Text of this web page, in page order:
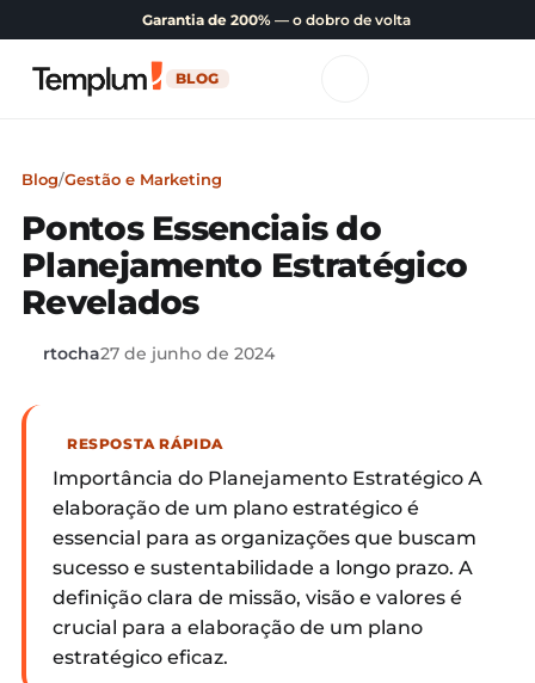
Garantia de 200% — o dobro de volta
BLOG
Blog/Gestão e Marketing
Pontos Essenciais do
Planejamento Estratégico
Revelados
rtocha27 de junho de 2024
RESPOSTA RÁPIDA
Importância do Planejamento Estratégico A
elaboração de um plano estratégico é
essencial para as organizações que buscam
sucesso e sustentabilidade a longo prazo. A
definição clara de missão, visão e valores é
crucial para a elaboração de um plano
estratégico eficaz.